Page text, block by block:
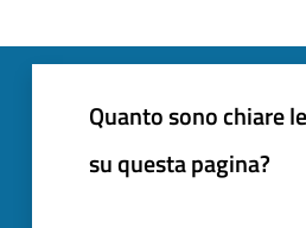
Quanto sono chiare
su questa pagina?